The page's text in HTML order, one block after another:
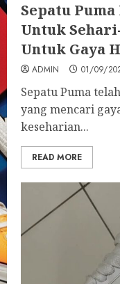
Sepatu
Untuk
Untuk Gaya
ADMIN 01/09/
Sepatu Puma
yang mencari
keseharian...
READ MORE